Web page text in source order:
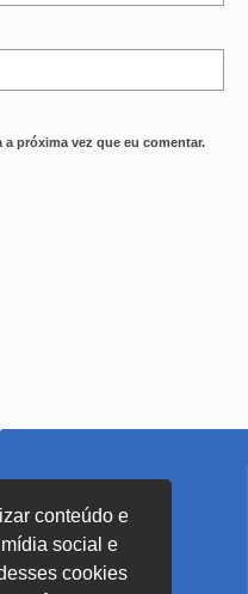
próxima vez que eu comentar.
conteúdo e
social e
cookies